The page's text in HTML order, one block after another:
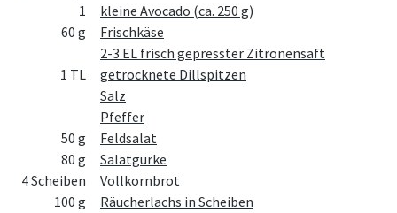
Zutat
1
kleine Avocado (ca. 250 g)
60 g
Frischkäse
2-3 EL frisch gepresster Zitronensaft
1 TL
getrocknete Dillspitzen
Salz
Pfeffer
50 g
Feldsalat
80 g
Salatgurke
4 Scheiben
Vollkornbrot
100 g
Räucherlachs in Scheiben